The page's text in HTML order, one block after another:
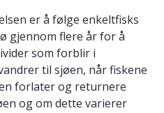
er å følge enkeltfisks
gjennom flere år for å
som forblir i
til sjøen, når fiskene
forlater og returnere
og om dette varierer